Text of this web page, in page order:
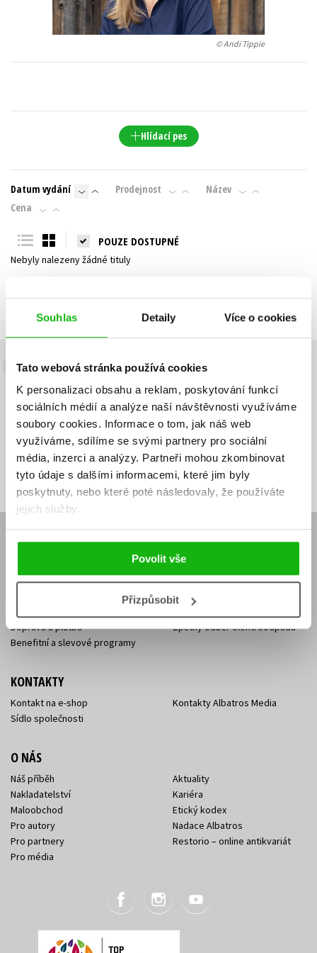
Souhlas Detaily Více o cookies
Tato webová stránka používá cookies
K personalizaci obsahu a reklam, poskytování funkcí
sociálních médií a analýze naší návštěvnosti využíváme
soubory cookies. Informace o tom, jak náš web
využíváme, sdílíme se svými partnery pro sociální
média, inzerci a analýzy. Partneři mohou zkombinovat
tyto údaje s dalšími informacemi, které jim byly
poskytnuty, nebo které poté následovaly, že používáte
jejich služby.
Povolit vše
Přizpůsobit
Young adult (SK)
Zahraniční literatura Zdraví a životní styl
© Andi Tippie
Hlídací pes
Datum vydání Prodejnost
Název
Cena
POUZE DOSTUPNÉ
Nebyly nalezeny žádné tituly
Budete to vědět jako první!
Zajímá Vás, jaký knižní hit právě vychází, na jaké zboží je výhodná
sleva, jaká běží soutěž o ceny? Přihlášením k odběru našich e-
mailových novineksouhlasíte se zpracováním osobních údajů
Vaše e-
mailová
adresa
Vaše e-
mailová
adresa
Vaše e-mailová adresa Přihlásit se
E-SHOP
Naši autoři
Doprava a platba
Benefitní a slevové programy
Knižní novinky
Dárkové poukazy
Affiliate program
Zpětný odběr elektroodpadu
KONTAKTY
Kontakt na e-shop
Sídlo společnosti
Kontakty Albatros Media
O NÁS
Náš příběh
Nakladatelství
Maloobchod
Pro autory
Pro partnery
Pro média
Aktuality
Kariéra
Etický kodex
Nadace Albatros
Restorio – online antikvariát